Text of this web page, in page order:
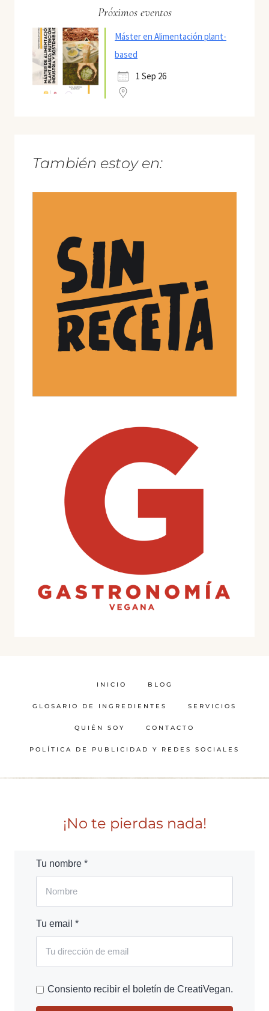
Próximos eventos
Máster en Alimentación plant-
based
1 Sep 26
También estoy en:
INICIO BLOG
GLOSARIO DE INGREDIENTES SERVICIOS
QUIÉN SOY CONTACTO
POLÍTICA DE PUBLICIDAD Y REDES SOCIALES
¡No te pierdas nada!
Tu nombre *
Tu email *
Consiento recibir el boletín de CreatiVegan.